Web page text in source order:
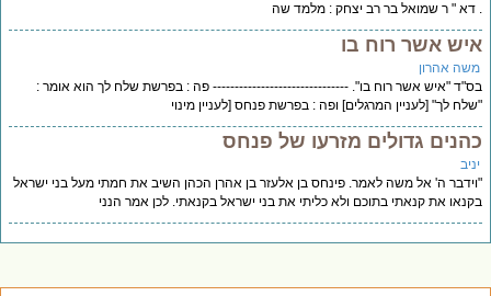
" ר שמואל בר רב יצחק : מלמד שה
אשר רוח בו
אהרון
"איש אשר רוח בו". ------------------------------- פה : בפרשת שלח לך הוא אומר :
לך" [לעניין המרגלים] ופה : בפרשת פנחס [לעניין מינוי
גדולים מזרעו של פנחס
ה' אל משה לאמר. פינחס בן אלעזר בן אהרן הכהן השיב את חמתי מעל בני ישראל
את קנאתי בתוכם ולא כליתי את בני ישראל בקנאתי. לכן אמר הנני